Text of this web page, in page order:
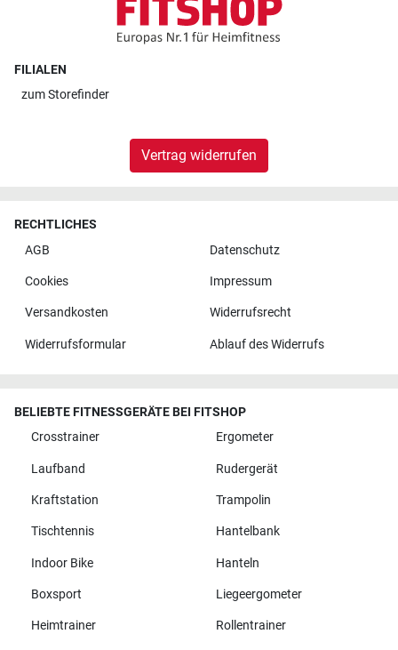
FILIALEN
zumStorefinder
Vertrag widerrufen
RECHTLICHES
AGB
Datenschutz
Cookies Impressum
Versandkosten Widerrufsrecht
Widerrufsformular Ablauf des Widerrufs
BELIEBTE FITNESSGERÄTE BEI FITSHOP
Crosstrainer
Ergometer
Laufband Rudergerät
Kraftstation Trampolin
Tischtennis Hantelbank
Indoor Bike Hanteln
Boxsport Liegeergometer
Heimtrainer Rollentrainer